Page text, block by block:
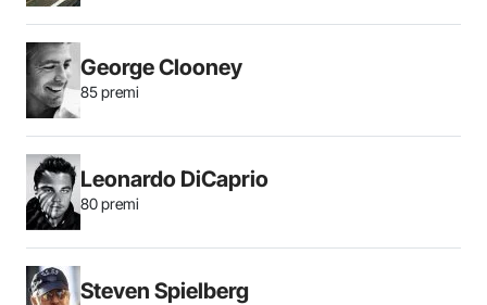
George Clooney
85 premi
Leonardo DiCaprio
80 premi
Steven Spielberg